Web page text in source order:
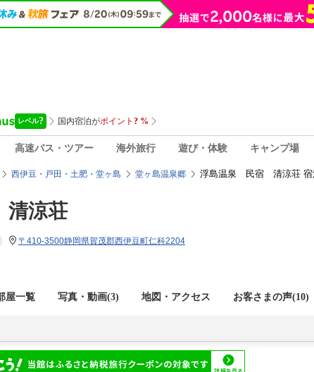
高速バス・ツアー 海外旅行 遊び・体験 キャンプ場
西伊豆・戸田・土肥・堂ヶ島 堂ヶ島温泉郷 浮島温泉 民宿 清涼荘 宿
涼荘
〒410-3500静岡県賀茂郡西伊豆町仁科2204
屋一覧 写真・動画(3) 地図・アクセス お客さまの声(10)